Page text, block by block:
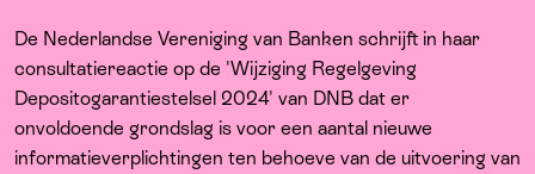
Meer
Over ons
De Nederlandse Vereniging van Banken schrijft in haar
consultatiereactie op de 'Wijziging Regelgeving
Depositogarantiestelsel 2024' van DNB dat er
onvoldoende grondslag is voor een aantal nieuwe
informatieverplichtingen ten behoeve van de uitvoering van